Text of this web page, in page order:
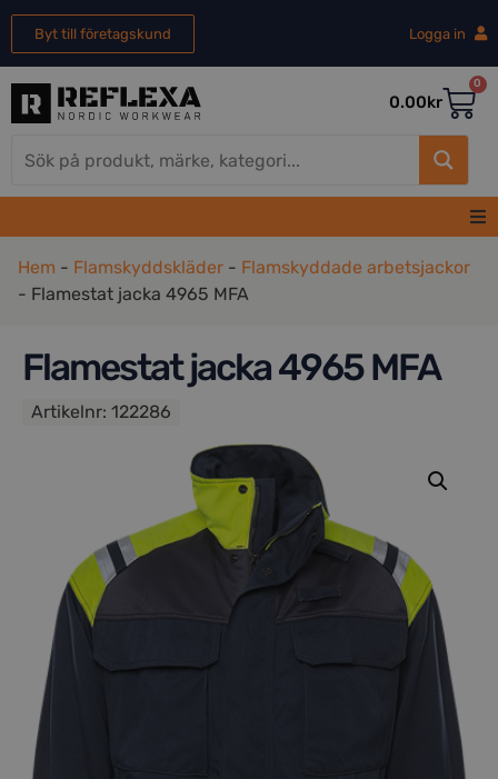
Byt till företagskund Logga in
0.00kr
0
Hem
Dam
Syften
Profilkläder
Mitt konto
Hem - Flamskyddskläder - Flamskyddade arbetsjackor
- Flamestat jacka 4965 MFA
Flamestat jacka 4965 MFA
Artikelnr: 122286